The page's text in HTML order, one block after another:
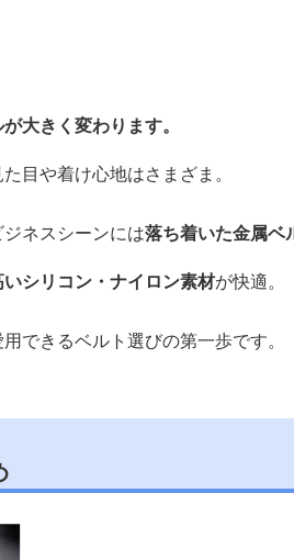
大きく変わります。
目や着け心地はさまざま。
ジネスシーンには落ち着いた金属ベ
シリコン・ナイロン素材が快適。
できるベルト選びの第一歩です。